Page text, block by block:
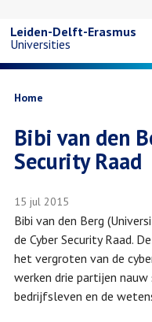
naar
inhoud
gaan
Leiden-Delft-Erasmus
Universities
Kruimelpad
Home
Bibi van den
Security Raad
15 jul 2015
Bibi van den Berg
de Cyber Security Raad.
het vergroten van de
werken drie partijen
bedrijfsleven en de